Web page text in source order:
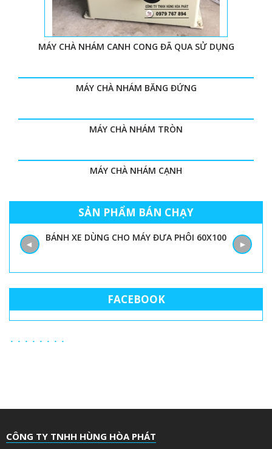
MÁY CHÀ NHÁM CANH CONG ĐÃ QUA SỬ DỤNG
MÁY CHÀ NHÁM BĂNG ĐỨNG
MÁY CHÀ NHÁM TRÒN
MÁY CHÀ NHÁM CẠNH
SẢN PHẨM BÁN CHẠY
BÁNH XE DÙNG CHO MÁY ĐƯA PHÔI 60X100
◄ ►
FACEBOOK
CÔNG TY TNHH HÙNG HÒA PHÁT